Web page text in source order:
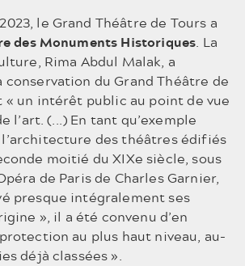
le Grand Théâtre de Tours a
des Monuments Historiques. La
Rima Abdul Malak, a
du Grand Théâtre de
« un intérêt public au point de vue
l’art. (...) En tant qu’exemple
des théâtres édifiés
moitié du XIXe siècle, sous
de Paris de Charles Garnier,
presque intégralement ses
», il a été convenu d’en
au plus haut niveau, au-
déjà classées ».